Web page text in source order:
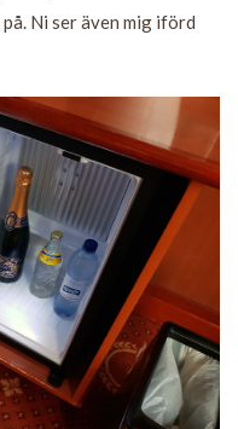
Ni ser även mig iförd